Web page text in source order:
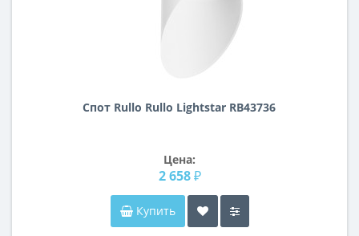
Спот Rullo Rullo Lightstar RB43736
Цена:
2 658 ₽
Купить